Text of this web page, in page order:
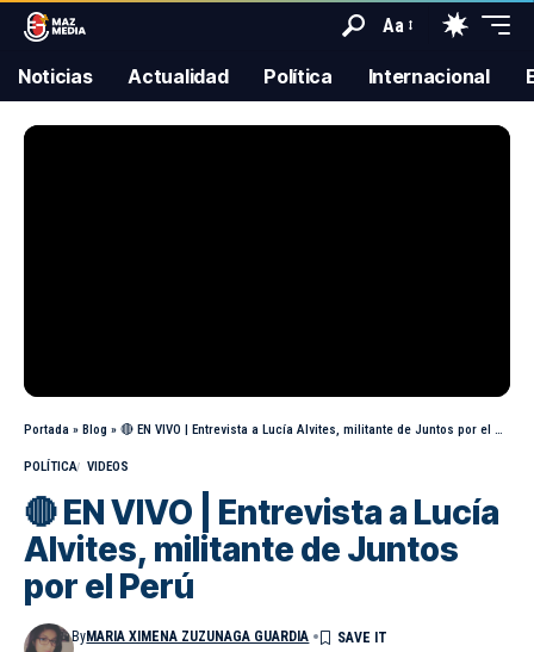
Aa
Noticias Actualidad Política Internacional
Portada » Blog » 🔴 EN VIVO | Entrevista a Lucía Alvites, militante de Juntos por el Perú
POLÍTICA VIDEOS
🔴 EN VIVO | Entrevista a Lucía
Alvites, militante de Juntos
por el Perú
ByMARIA XIMENA ZUZUNAGA GUARDIA